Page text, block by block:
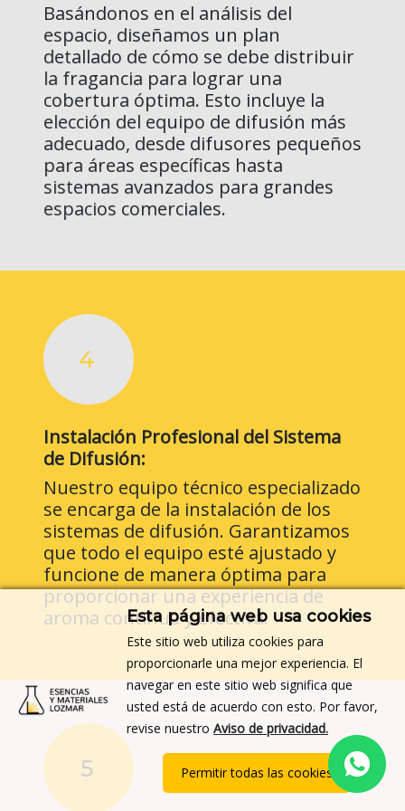
Esta página web usa cookies
Este sitio web utiliza cookies para
proporcionarle una mejor experiencia. El
navegar en este sitio web significa que
usted está de acuerdo con esto. Por favor,
revise nuestro Aviso de privacidad.
Permitir todas las cookies
Basándonos en el análisis del
espacio, diseñamos un plan
detallado de cómo se debe distribuir
la fragancia para lograr una
cobertura óptima. Esto incluye la
elección del equipo de difusión más
adecuado, desde difusores pequeños
para áreas específicas hasta
sistemas avanzados para grandes
espacios comerciales.
4
Instalación Profesional del Sistema
de Difusión:
Nuestro equipo técnico especializado
se encarga de la instalación de los
sistemas de difusión. Garantizamos
que todo el equipo esté ajustado y
funcione de manera óptima para
proporcionar una experiencia de
aroma continua y efectiva.
5